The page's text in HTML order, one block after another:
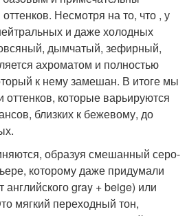
Несмотря на то, что , у
и даже холодных
дымчатый, зефирный,
ахроматом и полностью
к нему замешан. В итоге мы
оттенков, которые варьируются
близких к бежевому, до
образуя смешанный серо-
которому даже придумали
gray + beige) или
мягкий переходный тон,